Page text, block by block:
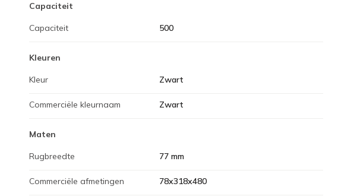
Capaciteit
Capaciteit 500
Kleuren
Kleur Zwart
Commerciële kleurnaam Zwart
Maten
Rugbreedte 77 mm
Commerciële afmetingen 78x318x480